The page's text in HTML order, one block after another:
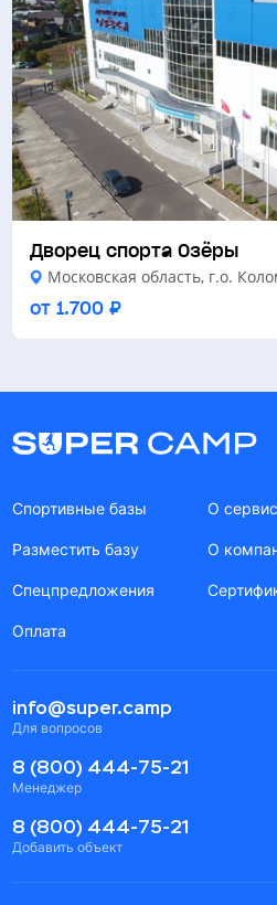
Дворец спорта Озёры
Московская область, г.о.
от 1.700 ₽
Спортивные базы
Разместить базу
Спецпредложения
Оплата
О
О
info@super.camp
Для вопросов
8 (800) 444-75-21
Менеджер
8 (800) 444-75-21
Добавить объект